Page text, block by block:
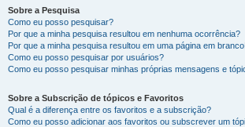
Sobre a Pesquisa
Como eu posso pesquisar?
Por que a minha pesquisa resultou em nenhuma ocorrência?
Por que a minha pesquisa resultou em uma página em
Como eu posso pesquisar por usuários?
Como eu posso pesquisar minhas próprias mensagens e
Sobre a Subscrição de tópicos e Favoritos
Qual é a diferença entre os favoritos e a subscrição?
Como eu posso adicionar aos favoritos ou subscrever um